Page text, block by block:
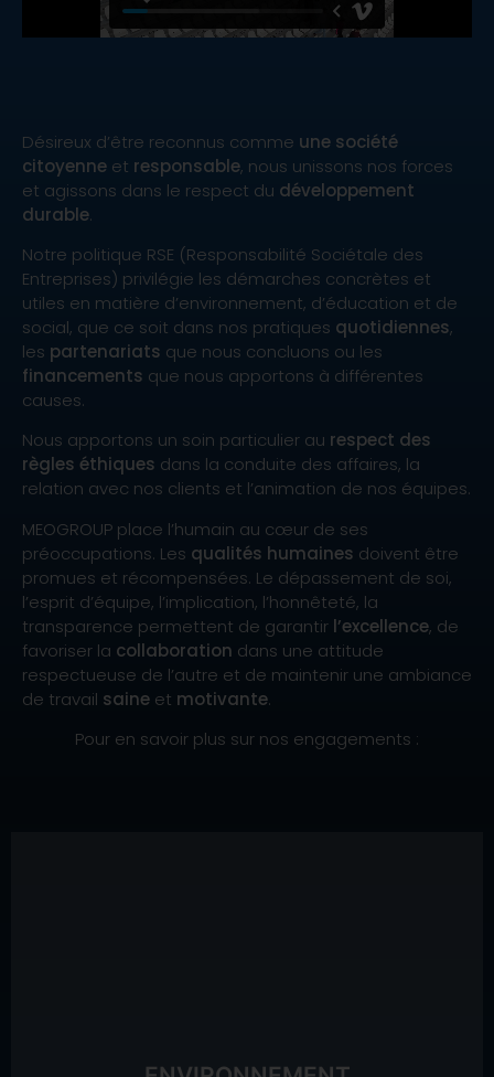
Désireux d’être reconnus comme une société
citoyenne et responsable, nous unissons nos forces
et agissons dans le respect du développement
durable.
Notre politique RSE (Responsabilité Sociétale des
Entreprises) privilégie les démarches concrètes et
utiles en matière d’environnement, d’éducation et de
social, que ce soit dans nos pratiques quotidiennes,
les partenariats que nous concluons ou les
financements que nous apportons à différentes
causes.
Nous apportons un soin particulier au respect des
règles éthiques dans la conduite des affaires, la
relation avec nos clients et l’animation de nos équipes.
MEOGROUP place l’humain au cœur de ses
préoccupations. Les qualités humaines doivent être
promues et récompensées. Le dépassement de soi,
l’esprit d’équipe, l’implication, l’honnêteté, la
transparence permettent de garantir l’excellence, de
favoriser la collaboration dans une attitude
respectueuse de l’autre et de maintenir une ambiance
de travail saine et motivante.
Pour en savoir plus sur nos engagements :
Climat ® : 4 Freskers internes